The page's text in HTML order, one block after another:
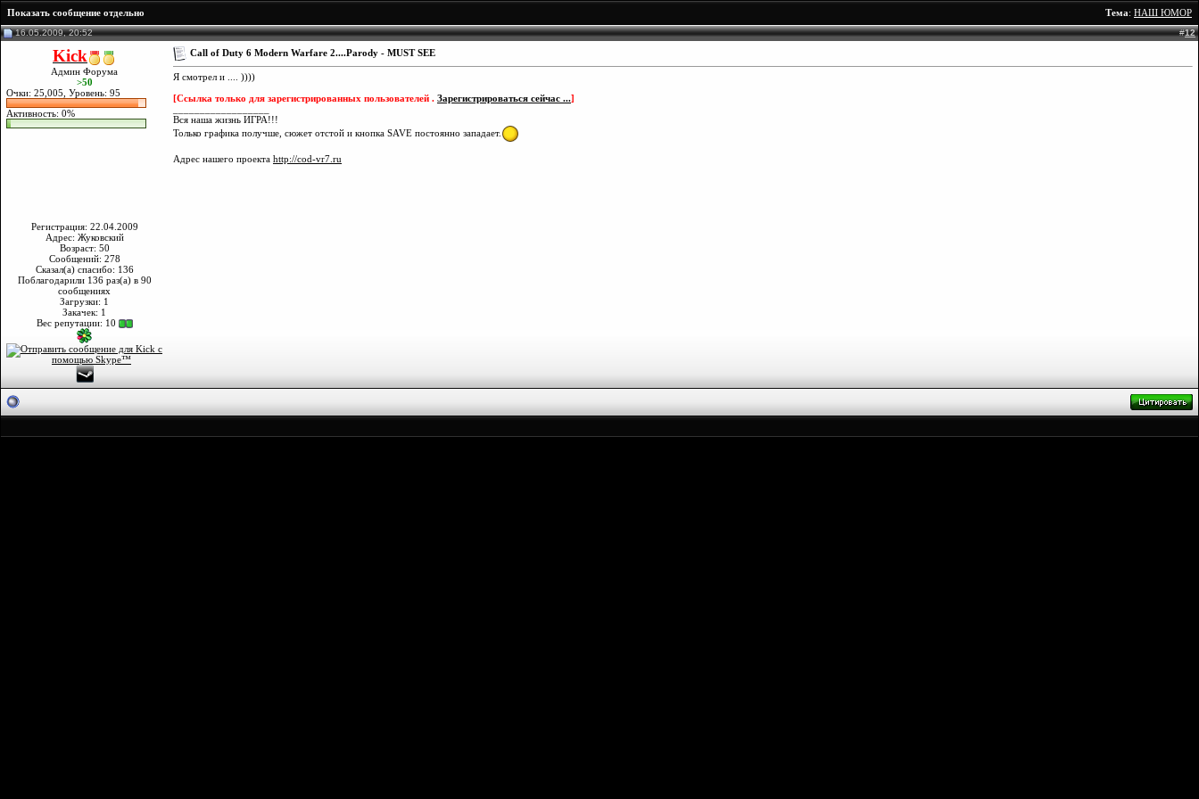
Тема: НАШ ЮМОР
Показать сообщение отдельно
16.05.2009, 20:52 #12
Kick
Админ Форума
>50
Очки: 25,005, Уровень: 95
Активность: 0%
Регистрация: 22.04.2009
Адрес: Жуковский
Возраст: 50
Сообщений: 278
Сказал(а) спасибо: 136
Поблагодарили 136 раз(а) в 90
сообщениях
Загрузки: 1
Закачек: 1
Вес репутации: 10
Call of Duty 6 Modern Warfare 2....Parody - MUST SEE
Я смотрел и .... ))))
[Ссылка только для зарегистрированных пользователей . Зарегистрироваться сейчас ...]
Вся наша жизнь ИГРА!!!
Только графика получше, сюжет отстой и кнопка SAVE постоянно западает.
Адрес нашего проекта http://cod-vr7.ru